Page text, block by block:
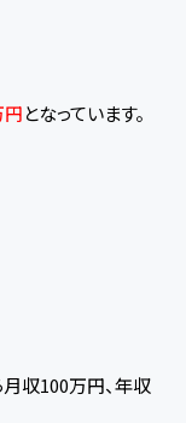
円となっています。
収100万円、年収